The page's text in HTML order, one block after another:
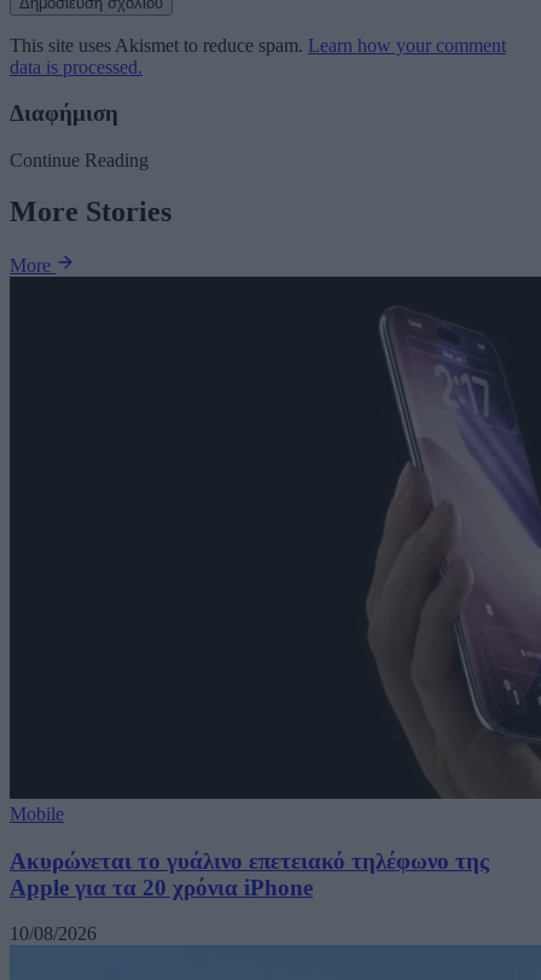
This site uses Akismet to reduce spam. Learn how your comment
data is processed.
Διαφήμιση
Continue Reading
More Stories
More
Mobile
Ακυρώνεται το γυάλινο επετειακό τηλέφωνο της
Apple για τα 20 χρόνια iPhone
10/08/2026